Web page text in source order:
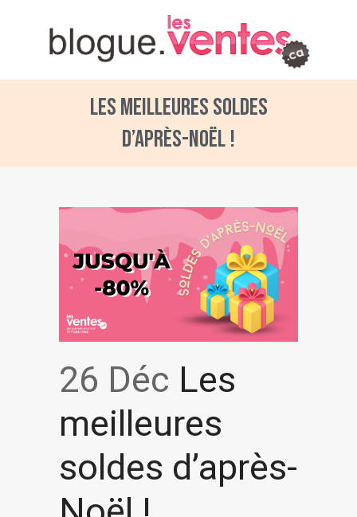
Les meilleures soldes
d’après-Noël !
26 Déc Les
meilleures
soldes d’après-